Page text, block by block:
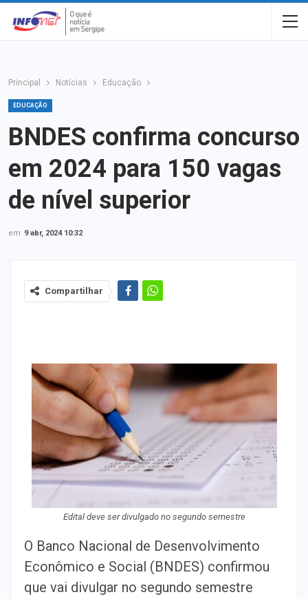
Principal Notícias Educação
EDUCAÇÃO
BNDES confirma concurso
em 2024 para 150 vagas
de nível superior
em 9 abr, 2024 10:32
Compartilhar
Edital deve ser divulgado no segundo semestre
O Banco Nacional de Desenvolvimento
Econômico e Social (BNDES) confirmou
que vai divulgar no segundo semestre